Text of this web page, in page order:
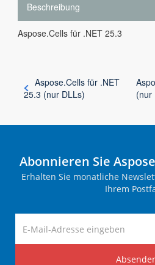
Beschreibung
Aspose.Cells für .NET 25.3
Aspose.Cells für .NET
25.3 (nur DLLs)
(nur
Abonnieren Sie
Erhalten Sie monatliche
Ihrem